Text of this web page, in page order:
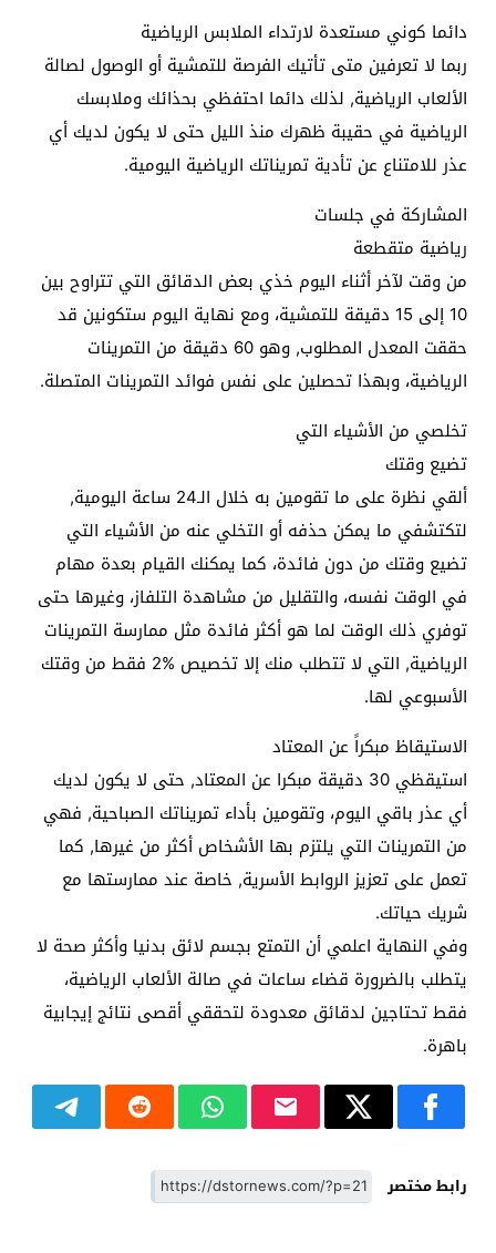
دائما كوني مستعدة لارتداء الملابس الرياضية
ربما لا تعرفين متى تأتيك الفرصة للتمشية أو الوصول لصالة
الألعاب الرياضية, لذلك دائما احتفظي بحذائك وملابسك
الرياضية في حقيبة ظهرك منذ الليل حتى لا يكون لديك أي
عذر للامتناع عن تأدية تمريناتك الرياضية اليومية.
المشاركة في جلسات
رياضية متقطعة
من وقت لآخر أثناء اليوم خذي بعض الدقائق التي تتراوح بين
10 إلى 15 دقيقة للتمشية، ومع نهاية اليوم ستكونين قد
حققت المعدل المطلوب, وهو 60 دقيقة من التمرينات
الرياضية، وبهذا تحصلين على نفس فوائد التمرينات المتصلة.
تخلصي من الأشياء التي
تضيع وقتك
ألقي نظرة على ما تقومين به خلال الـ24 ساعة اليومية,
لتكتشفي ما يمكن حذفه أو التخلي عنه من الأشياء التي
تضيع وقتك من دون فائدة، كما يمكنك القيام بعدة مهام
في الوقت نفسه، والتقليل من مشاهدة التلفاز، وغيرها حتى
توفري ذلك الوقت لما هو أكثر فائدة مثل ممارسة التمرينات
الرياضية, التي لا تتطلب منك إلا تخصيص %2 فقط من وقتك
الأسبوعي لها.
الاستيقاظ مبكراً عن المعتاد
استيقظي 30 دقيقة مبكرا عن المعتاد, حتى لا يكون لديك
أي عذر باقي اليوم، وتقومين بأداء تمريناتك الصباحية, فهي
من التمرينات التي يلتزم بها الأشخاص أكثر من غيرها, كما
تعمل على تعزيز الروابط الأسرية, خاصة عند ممارستها مع
شريك حياتك.
وفي النهاية اعلمي أن التمتع بجسم لائق بدنيا وأكثر صحة لا
يتطلب بالضرورة قضاء ساعات في صالة الألعاب الرياضية،
فقط تحتاجين لدقائق معدودة لتحققي أقصى نتائج إيجابية
باهرة.
رابط مختصر